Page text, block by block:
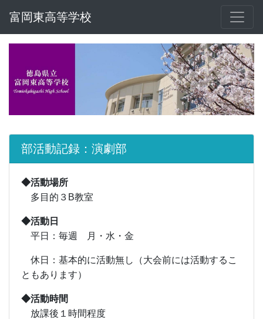
富岡東高等学校
部活動記録：演劇部
◆活動場所
多目的３B教室
◆活動日
平日：毎週 月・水・金
休日：基本的に活動無し（大会前には活動するこ
ともあります）
◆活動時間
放課後１時間程度